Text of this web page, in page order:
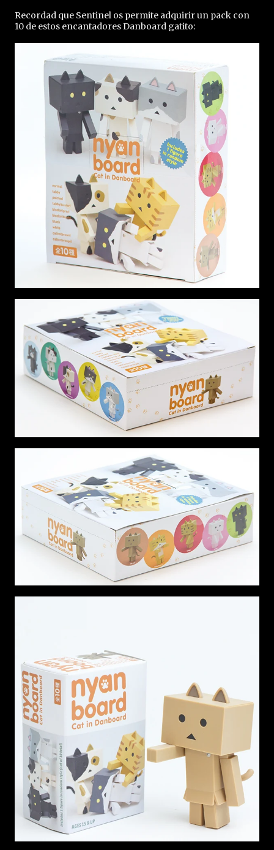
Recordad que Sentinel os permite adquirir un pack con
10 de estos encantadores Danboard gatito: